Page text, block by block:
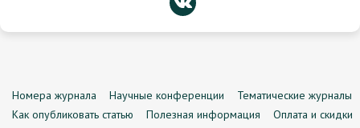
Номера журнала Научные конференции
Тематические журналы
Как опубликовать статью
Полезная информация
Оплата и скидки